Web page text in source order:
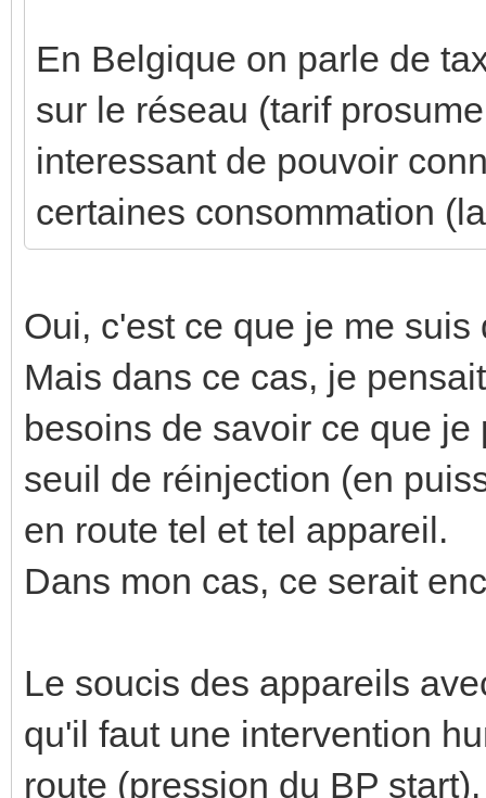
En Belgique on parle de
sur le réseau (tarif
interessant de pouvoir
certaines consommation
Oui, c'est ce que je me suis
Mais dans ce cas, je
besoins de savoir ce que
seuil de réinjection (en
en route tel et tel appareil.
Dans mon cas, ce serait
Le soucis des appareils
qu'il faut une intervention
route (pression du BP